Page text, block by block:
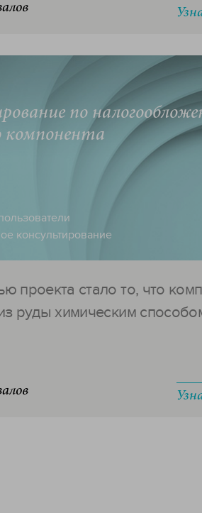
по
компонента
консультирование
проекта стало то, что
руды химическим